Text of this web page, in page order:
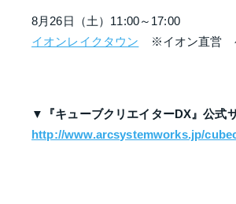
8月26日（土）11:00～17:00
イオンレイクタウン ※イオン直営
▼『キューブクリエイターDX』公式
http://www.arcsystemworks.jp/